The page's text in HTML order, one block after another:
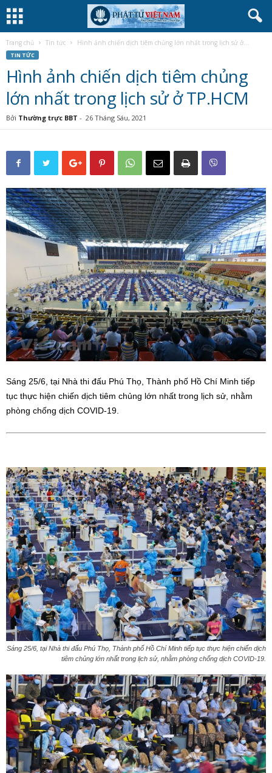
Trang chủ Tin tức Hình ảnh chiến dịch tiêm chủng lớn nhất trong lịch sử ở...
TIN TỨC
Hình ảnh chiến dịch tiêm chủng
lớn nhất trong lịch sử ở TP.HCM
Bởi Thường trực BBT - 26 Tháng Sáu, 2021
Sáng 25/6, tại Nhà thi đấu Phú Thọ, Thành phố Hồ Chí Minh tiếp
tục thực hiện chiến dịch tiêm chủng lớn nhất trong lịch sử, nhằm
phòng chống dịch COVID-19.
Sáng 25/6, tại Nhà thi đấu Phú Thọ, Thành phố Hồ Chí Minh tiếp tục thực hiện chiến dịch
tiêm chủng lớn nhất trong lịch sử, nhằm phòng chống dịch COVID-19.